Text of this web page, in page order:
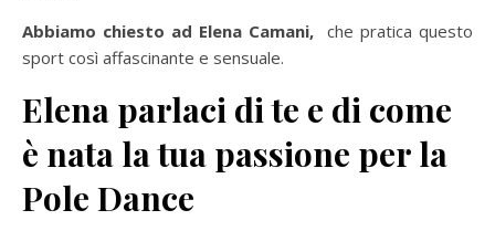
Abbiamo chiesto ad Elena Camani, che pratica questo
sport così affascinante e sensuale.
Elena parlaci di te e di come
è nata la tua passione per la
Pole Dance